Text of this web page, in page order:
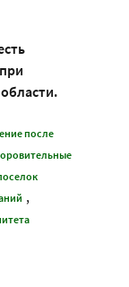
после
,